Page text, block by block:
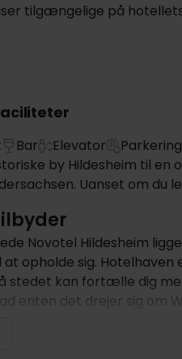
tilgængelige på
Bar Elevator
by Hildesheim til
Uanset om du
Novotel Hildesheim
opholde sig.
stedet kan fortælle dig
enten det drejer sig om
og om aftenen vil du blive